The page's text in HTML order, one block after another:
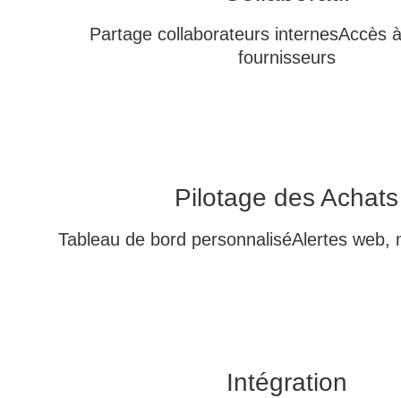
Partage collaborateurs internesAccès
fournisseurs
Pilotage des Achats
Tableau de bord personnaliséAlertes web,
Intégration